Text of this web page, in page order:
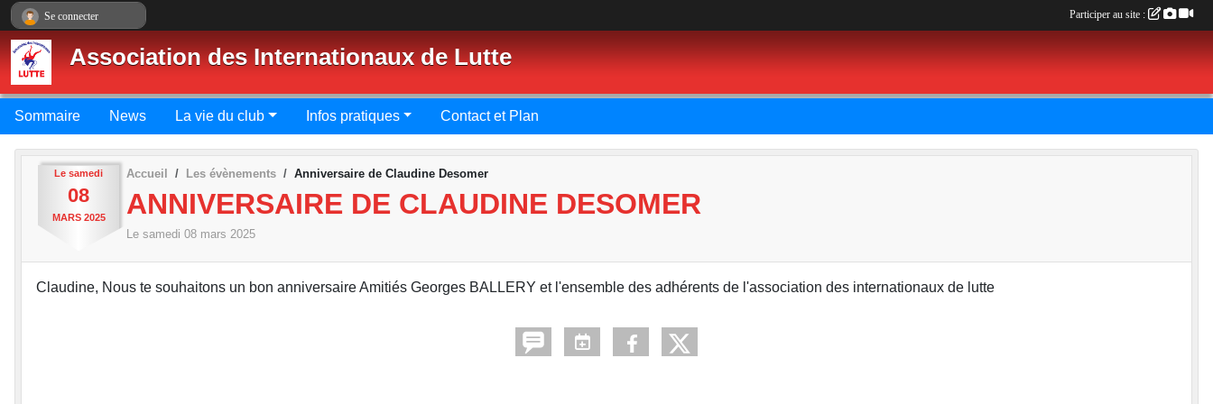
Association des Internationaux de Lutte
Sommaire News La vie du club Infos pratiques Contact et Plan
Le samedi
08
MARS 2025
Accueil Les évènements Anniversaire de Claudine Desomer
ANNIVERSAIRE DE CLAUDINE DESOMER
Le samedi 08 mars 2025
Claudine, Nous te souhaitons un bon anniversaire Amitiés Georges BALLERY et l'ensemble des adhérents de l'association des internationaux de lutte
Se connecter Participer au site :
Panneau de gestion des cookies